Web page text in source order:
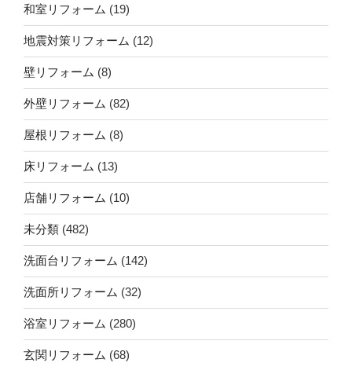
和室リフォーム (19)
地震対策リフォーム (12)
壁リフォーム (8)
外壁リフォーム (82)
屋根リフォーム (8)
床リフォーム (13)
店舗リフォーム (10)
未分類 (482)
洗面台リフォーム (142)
洗面所リフォーム (32)
浴室リフォーム (280)
玄関リフォーム (68)